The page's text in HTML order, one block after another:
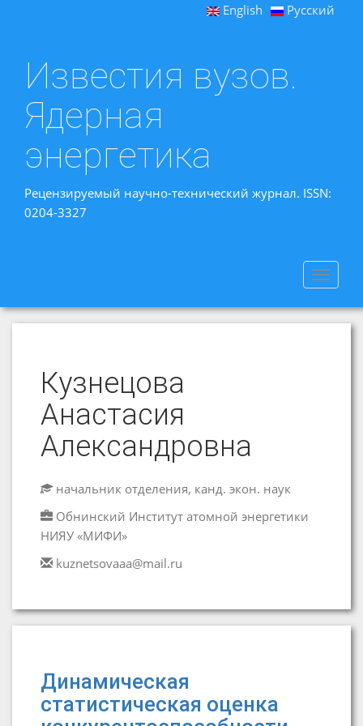
English Русский
Известия вузов.
Ядерная
энергетика
Рецензируемый научно-технический журнал. ISSN:
0204-3327
Toggle
Кузнецова
Анастасия
Александровна
начальник отделения, канд. экон. наук
Обнинский Институт атомной энергетики
НИЯУ «МИФИ»
kuznetsovaaa@mail.ru
Динамическая
статистическая оценка